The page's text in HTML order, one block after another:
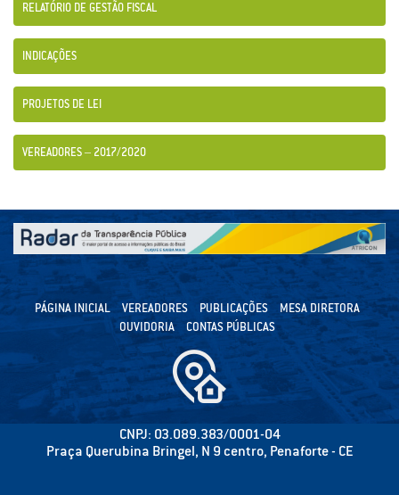
RELATÓRIO DE GESTÃO FISCAL
INDICAÇÕES
PROJETOS DE LEI
VEREADORES – 2017/2020
PÁGINA INICIAL VEREADORES PUBLICAÇÕES
MESA DIRETORA
OUVIDORIA
CONTAS PÚBLICAS
CNPJ: 03.089.383/0001-04
Praça Querubina Bringel, N 9 centro, Penaforte - CE